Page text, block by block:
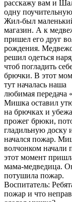
расскажу вам и
одну
Жил-был
магазин. А к
пришел его друг
рождения.
решил одеться
чтоб погладить
брючки. В этот
тут началась наша
любимая передача
Мишка оставил
на брючках и
прожег брюки,
гладильную доску
начался пожар.
волчонком начали
этот момент
мама-медведица.
потушила пожар.
Воспитатель:
пожар и что